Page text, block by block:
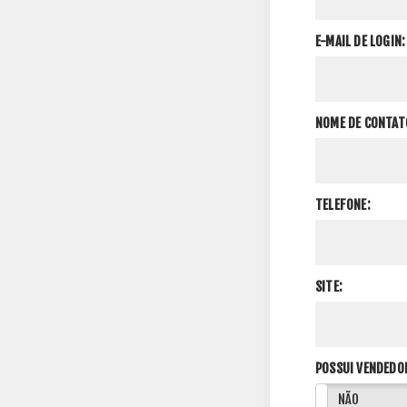
E-MAIL DE LOGIN:
NOME DE
TELEFONE:
SITE:
POSSUI
NÃO